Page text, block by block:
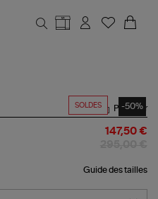
SOLDES -50%
Partager
147,50 €
Guide des tailles